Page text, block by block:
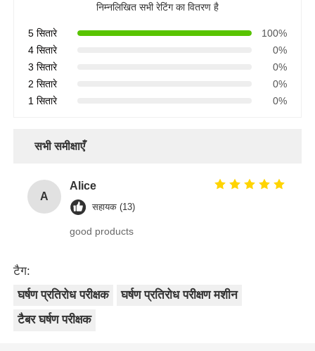
निम्नलिखित सभी रेटिंग का वितरण है
5 सितारे
100%
4 सितारे
0%
3 सितारे
0%
2 सितारे
0%
1 सितारे
0%
सभी समीक्षाएँ
A
Alice
सहायक (13)
good products
टैग:
घर्षण प्रतिरोध परीक्षक
घर्षण प्रतिरोध परीक्षण मशीन
टैबर घर्षण परीक्षक